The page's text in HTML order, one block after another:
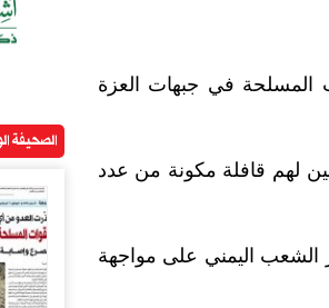
المسلحة في جبهات العزة
لهم قافلة مكونة من عدد
الشعب اليمني على مواجهة
الصحيفة